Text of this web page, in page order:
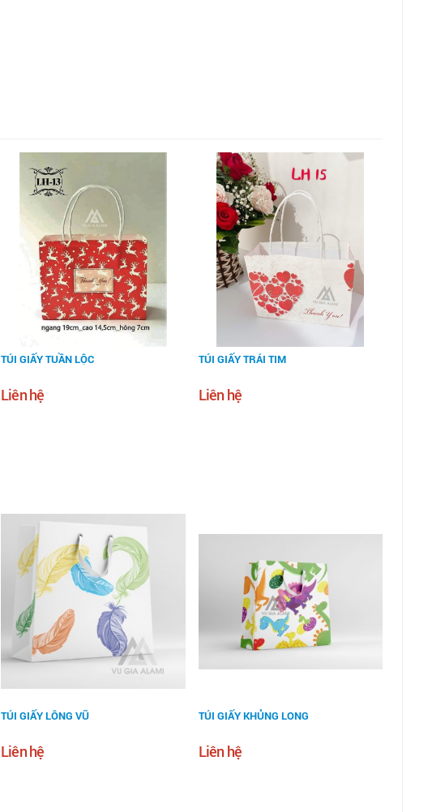
TÚI GIẤY TUẦN LỘC
Liên hệ
TÚI GIẤY TRÁI TIM
Liên hệ
TÚI GIẤY LÔNG VŨ
Liên hệ
TÚI GIẤY KHỦNG LONG
Liên hệ